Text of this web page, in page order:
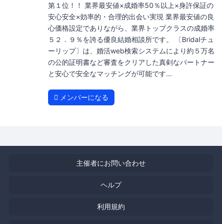
第１位！！ 業界最安値×成婚率50％以上×身許保証の
安心安全×効率的・合理的出会い実現 業界最安値の良
心価格設定でありながら、業界トップクラスの成婚率
５２．９％を誇る優良結婚相談所です。 〔Bridalチュ
ーリップ〕は、婚活web検索システムにより約５万名
の公的証明書など審査をクリアした真剣なパートナー
と安心で安全なマッチングが可能です...
メンバーになる
主催者にお問い合わせ
ヘルプ
利用規約